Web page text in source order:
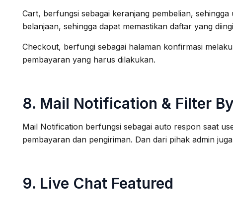
Cart, berfungsi sebagai keranjang pembelian,
belanjaan, sehingga dapat memastikan daftar yang
Checkout, berfungi sebagai halaman konfirmasi
pembayaran yang harus dilakukan.
8. Mail Notification & Filter
Mail Notification berfungsi sebagai auto respon saat
pembayaran dan pengiriman. Dan dari pihak admin
9. Live Chat Featured